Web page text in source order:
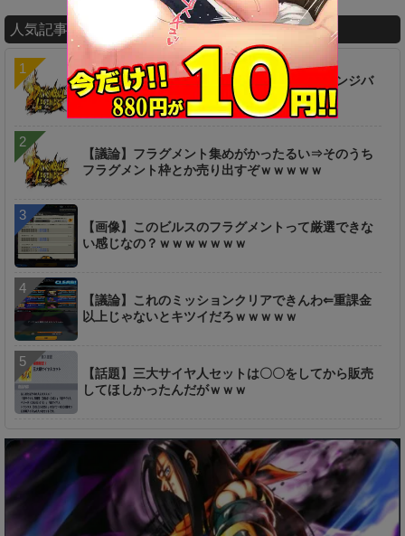
人気記事ランキング
【疑問】ずっと放置してたけどセルのチャレンジバ
トルこれクリアできるん？
【議論】フラグメント集めがかったるい⇒そのうち
フラグメント枠とか売り出すぞｗｗｗｗｗ
【画像】このビルスのフラグメントって厳選できな
い感じなの？ｗｗｗｗｗｗｗ
【議論】これのミッションクリアできんわ⇐重課金
以上じゃないとキツイだろｗｗｗｗｗ
【話題】三大サイヤ人セットは〇〇をしてから販売
してほしかったんだがｗｗｗ